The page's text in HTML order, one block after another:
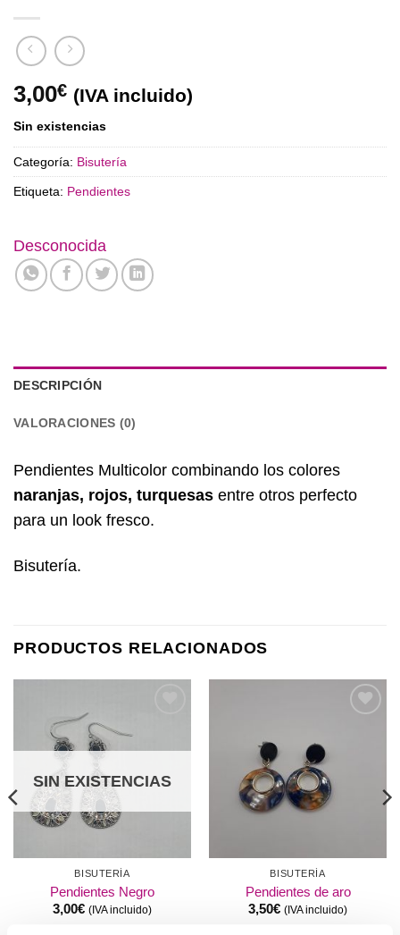
3,00€ (IVA incluido)
Sin existencias
Categoría: Bisutería
Etiqueta: Pendientes
Desconocida
DESCRIPCIÓN
VALORACIONES (0)
Pendientes Multicolor combinando los colores
naranjas, rojos, turquesas entre otros perfecto
para un look fresco.
Bisutería.
PRODUCTOS RELACIONADOS
SIN EXISTENCIAS
BISUTERÍA
Pendientes Negro
3,00€ (IVA incluido)
BISUTERÍA
Pendientes de aro
3,50€ (IVA incluido)